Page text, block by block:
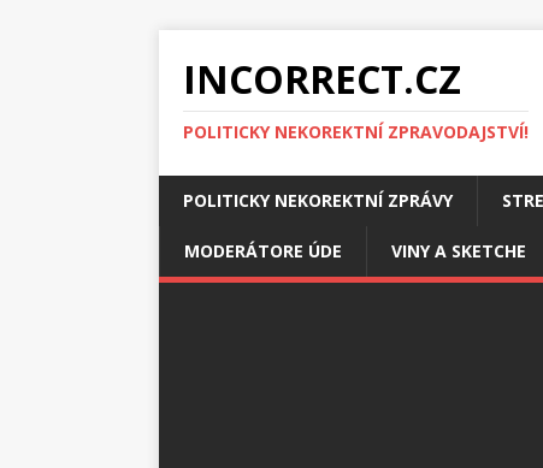
INCORRECT.CZ
POLITICKY NEKOREKTNÍ ZPRAVODAJSTVÍ!
POLITICKY NEKOREKTNÍ ZPRÁVY
MODERÁTORE ÚDE VINY A SKETCHE